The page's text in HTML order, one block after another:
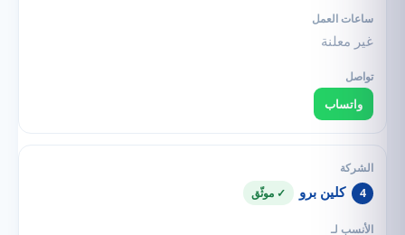
غير معلنة
واتساب
4 كلين برو ✓ موثّق